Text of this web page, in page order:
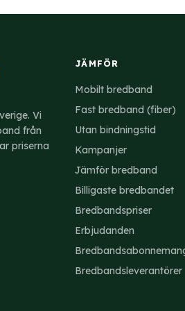
kolla vad de erbjuder för
Vi
från
priserna
JÄMFÖR
Mobilt bredband
Fast bredband (fiber)
Utan bindningstid
Kampanjer
Jämför bredband
Billigaste bredbandet
Bredbandspriser
Erbjudanden
Bredbandsleverantörer